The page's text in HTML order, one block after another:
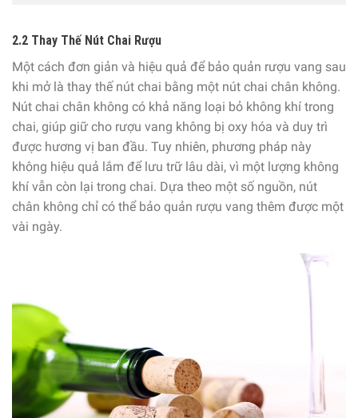
2.2 Thay Thế Nút Chai Rượu
Một cách đơn giản và hiệu quả để bảo quản rượu vang sau
khi mở là thay thế nút chai bằng một nút chai chân không.
Nút chai chân không có khả năng loại bỏ không khí trong
chai, giúp giữ cho rượu vang không bị oxy hóa và duy trì
được hương vị ban đầu. Tuy nhiên, phương pháp này
không hiệu quả lắm để lưu trữ lâu dài, vì một lượng không
khí vẫn còn lại trong chai. Dựa theo một số nguồn, nút
chân không chỉ có thể bảo quản rượu vang thêm được một
vài ngày.